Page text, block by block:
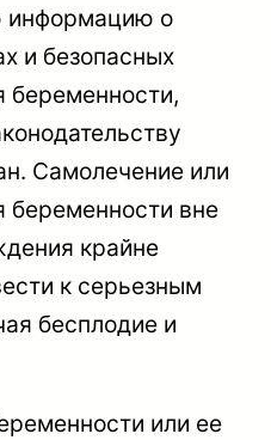
информацию о
и безопасных
беременности,
Самолечение или
беременности вне
крайне
к серьезным
бесплодие и
или ее